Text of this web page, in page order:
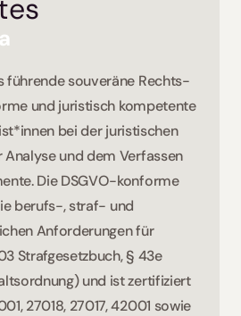
führende souveräne Rechts-
und juristisch kompetente
bei der juristischen
Analyse und dem Verfassen
Die DSGVO-konforme
berufs-, straf- und
Anforderungen für
Strafgesetzbuch, § 43e
und ist zertifiziert
27018, 27017, 42001 sowie